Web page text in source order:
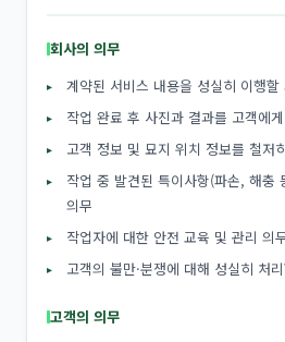
회사의 의무
계약된 서비스 내용을 성실히 이행할
작업 완료 후 사진과 결과를 고객에
고객 정보 및 묘지 위치 정보를 철저
작업 중 발견된 특이사항(파손, 해충
의무
작업자에 대한 안전 교육 및 관리 의
고객의 불만·분쟁에 대해 성실히 처
고객의 의무